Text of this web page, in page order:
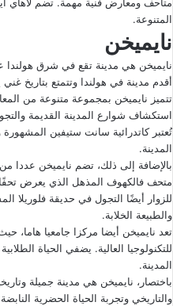
متاحف ومعارض فنية مهمة. تضم لاهاي
المتنوعة.
نايميخن
نايميخن هي مدينة تقع في شرق هولندا
أقدم مدينة في هولندا وتتمتع بتاريخ غني يمتد
تتميز نايميخن بمجموعة متنوعة من
استكشاف شوارع المدينة القديمة
تُعتبر كاتدرائية سانت ستيفين
المدينة.
بالإضافة إلى ذلك، تضم نايميخن عددا
متحف فالكهوف المذهل الذي يعرض
للزوار أيضًا التجول في حديقة فلوريلا
والطبيعة الخلابة.
تعد نايميخن أيضا مركزا جامعيا هاما،
للتكنولوجيا العالية. يضفي الحياة
المدينة.
باختصار، نايميخن هي مدينة جميلة
والتاريخي وتجربة الحياة الحضرية النابضة